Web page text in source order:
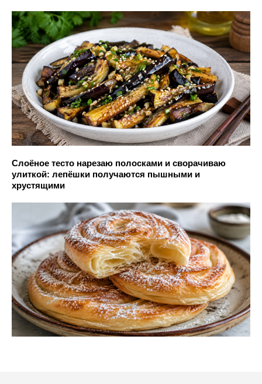
Слоёное тесто нарезаю полосками и сворачиваю
улиткой: лепёшки получаются пышными и
хрустящими